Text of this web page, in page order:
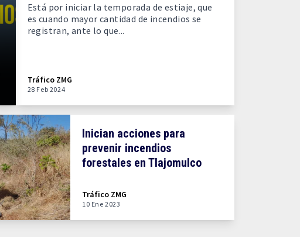
Está por iniciar la temporada de estiaje, que
es cuando mayor cantidad de incendios se
registran, ante lo que...
Tráfico ZMG
28 Feb 2024
Inician acciones para
prevenir incendios
forestales en Tlajomulco
Tráfico ZMG
10 Ene 2023